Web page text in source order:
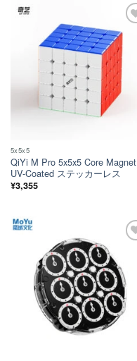
5x5x5
QiYi M Pro 5x5x5 Core Magnet
UV-Coated ステッカーレス
¥3,355